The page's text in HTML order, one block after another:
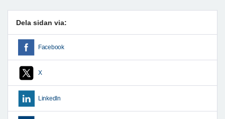
Dela sidan via:
Facebook
X
LinkedIn